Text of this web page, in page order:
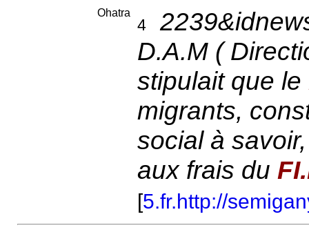
Ohatra
4
D.A.M (
stipulait que le
migrants,
social à
aux frais du
[5.fr.http://